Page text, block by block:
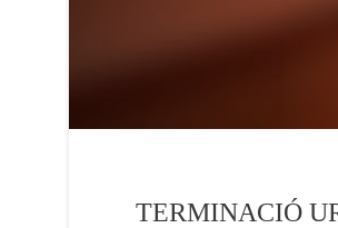
TERMINACIÓ